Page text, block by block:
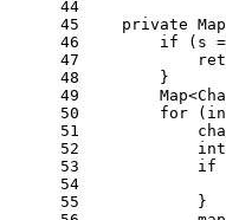
44
45
46
47
48
49
50
51
52
53
54
55
private
if (s
        }
for (
int
if
            }